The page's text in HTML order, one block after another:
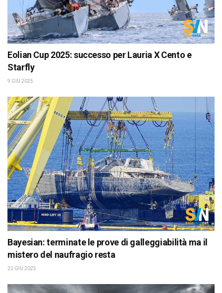
Eolian Cup 2025: successo per Lauria X Cento e
Starfly
9 GIU 2025
Bayesian: terminate le prove di galleggiabilità ma il
mistero del naufragio resta
22 GIU 2025